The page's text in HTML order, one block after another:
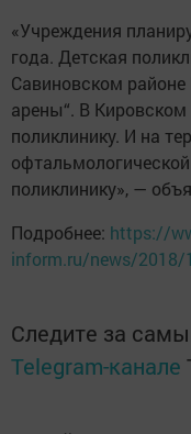
«Учреждения
года. Детская
Савиновском
арены“. В
поликлинику. И на
поликлинику», —
Подробнее: https://
inform.ru/news/
Следите за
Telegram-канале